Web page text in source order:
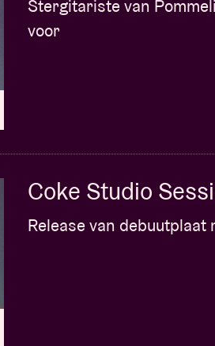
Stergitariste van
voor
Coke Studio
Release van